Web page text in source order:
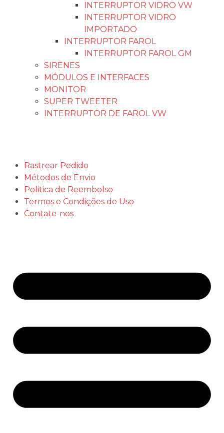
INTERRUPTOR VIDRO VW
INTERRUPTOR VIDRO
IMPORTADO
INTERRUPTOR FAROL
INTERRUPTOR FAROL GM
SIRENES
MÓDULOS E INTERFACES
MONITOR
SUPER TWEETER
INTERRUPTOR DE FAROL VW
Rastrear Pedido
Métodos de Envio
Politica de Reembolso
Termos e Condições de Uso
Contate-nos